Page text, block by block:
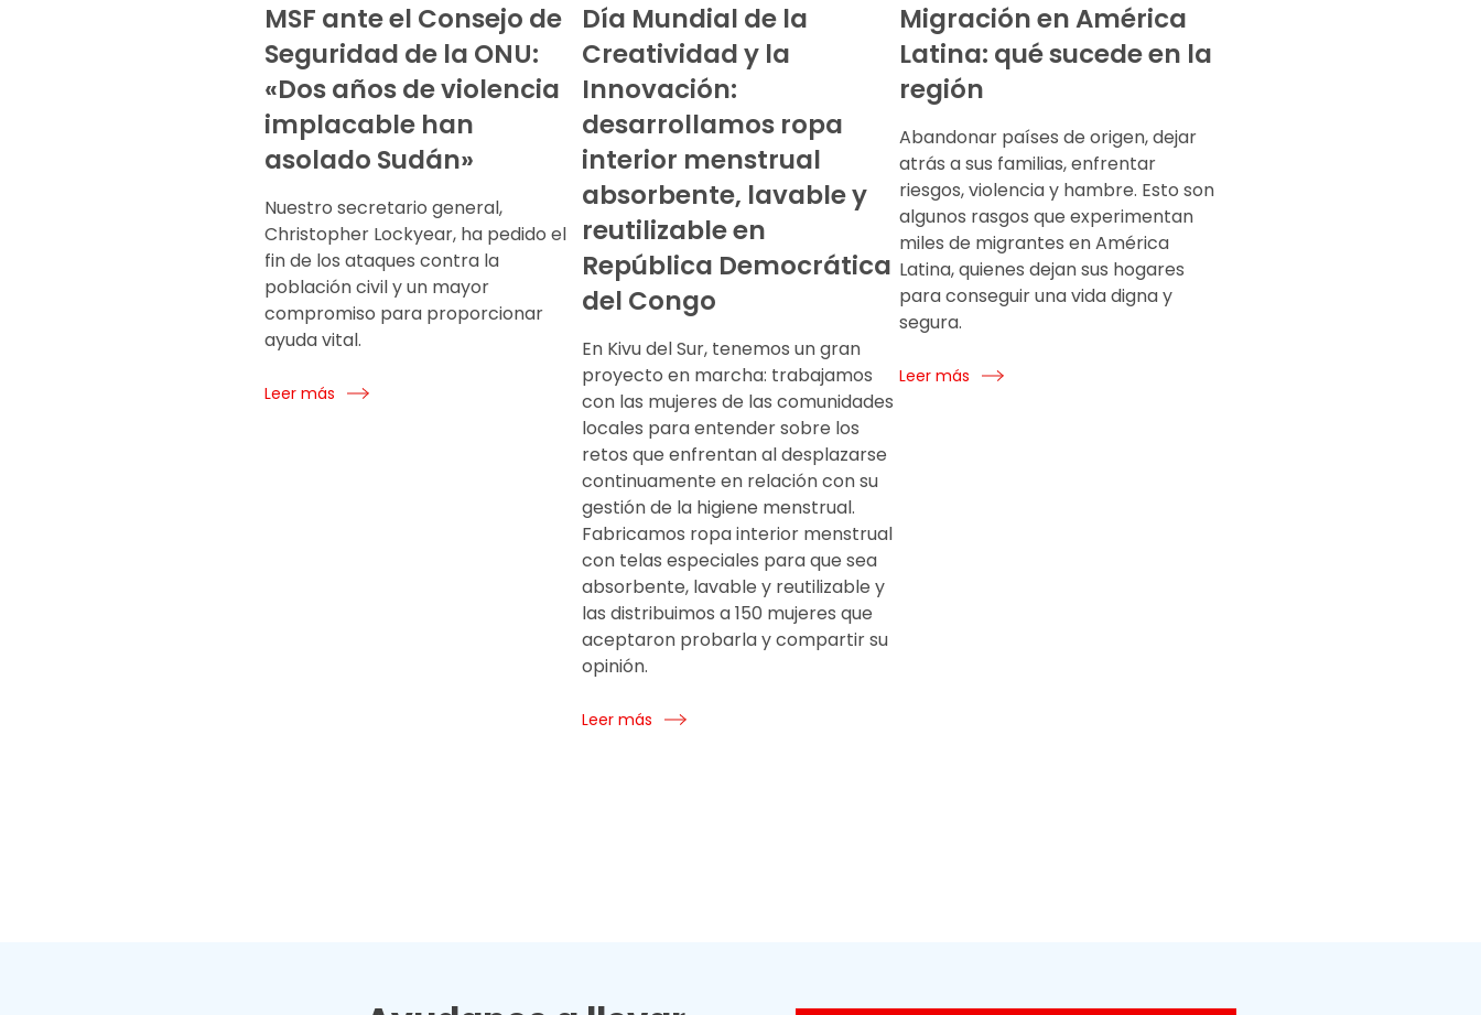
MSF ante el Consejo de
Seguridad de la ONU:
«Dos años de violencia
implacable han
asolado Sudán»
Nuestro secretario general,
Christopher Lockyear, ha pedido el
fin de los ataques contra la
población civil y un mayor
compromiso para proporcionar
ayuda vital.
Leer más
Día Mundial de la
Creatividad y la
Innovación:
desarrollamos ropa
interior menstrual
absorbente, lavable y
reutilizable en
República Democrática
del Congo
En Kivu del Sur, tenemos un gran
proyecto en marcha: trabajamos
con las mujeres de las comunidades
locales para entender sobre los
retos que enfrentan al desplazarse
continuamente en relación con su
gestión de la higiene menstrual.
Fabricamos ropa interior menstrual
con telas especiales para que sea
absorbente, lavable y reutilizable y
las distribuimos a 150 mujeres que
aceptaron probarla y compartir su
opinión.
Leer más
Migración en América
Latina: qué sucede en la
región
Abandonar países de origen, dejar
atrás a sus familias, enfrentar
riesgos, violencia y hambre. Esto son
algunos rasgos que experimentan
miles de migrantes en América
Latina, quienes dejan sus hogares
para conseguir una vida digna y
segura.
Leer más